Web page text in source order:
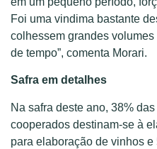
Foi uma vindima bastante
colhessem grandes
de tempo”, comenta Morari.
Safra em detalhes
Na safra deste ano, 38%
cooperados destinam-se à
para elaboração de vinhos